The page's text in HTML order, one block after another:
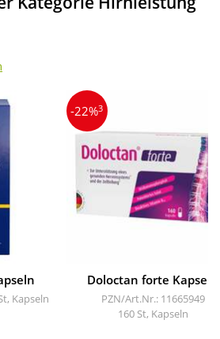
Kapseln
-22%3
Doloctan forte Kapseln
PZN/Art.Nr.: 11665949
160 St, Kapseln